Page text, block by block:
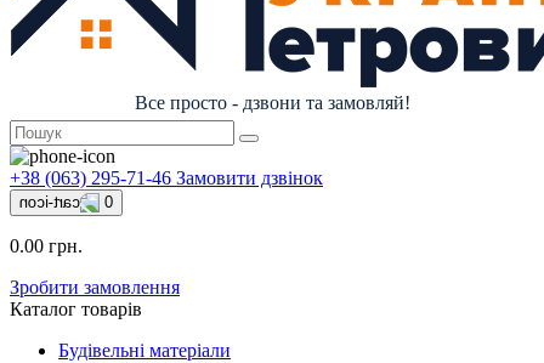
Все просто - дзвони та замовляй!
+38 (063) 295-71-46 Замовити дзвінок
0
0.00 грн.
Зробити замовлення
Каталог товарів
Будівельні матеріали